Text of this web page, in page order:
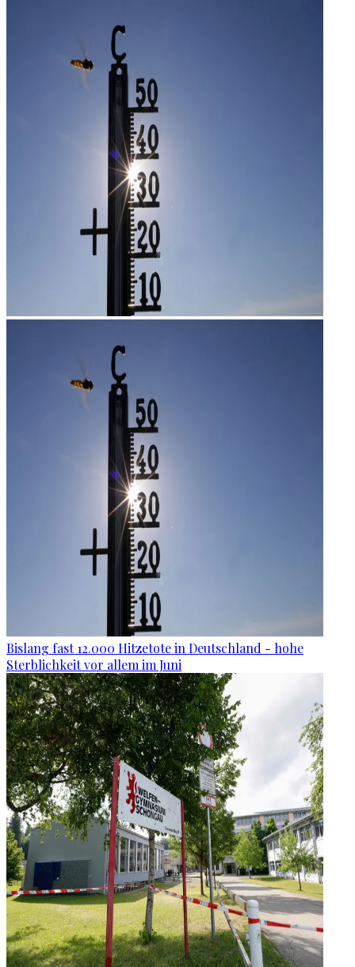
Bislang fast 12.000 Hitzetote in Deutschland - hohe
Sterblichkeit vor allem im Juni